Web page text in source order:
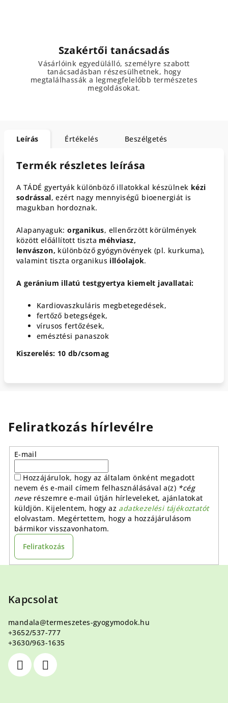
Szakértői tanácsadás
Vásárlóink egyedülálló, személyre szabott
tanácsadásban részesülhetnek, hogy
megtalálhassák a legmegfelelőbb természetes
megoldásokat.
Leírás Értékelés Beszélgetés
Termék részletes leírása
A TÁDÉ gyertyák különböző illatokkal készülnek kézi
sodrással, ezért nagy mennyiségű bioenergiát is
magukban hordoznak.
Alapanyaguk: organikus, ellenőrzött körülmények
között előállított tiszta méhviasz,
lenvászon, különböző gyógynövények (pl. kurkuma),
valamint tiszta organikus illóolajok.
A geránium illatú testgyertya kiemelt javallatai:
Kardiovaszkuláris megbetegedések,
fertőző betegségek,
vírusos fertőzések,
emésztési panaszok
Kiszerelés: 10 db/csomag
Feliratkozás hírlevélre
E-mail
Hozzájárulok, hogy az általam önként megadott
nevem és e-mail címem felhasználásával a(z) *cég
neverészemre e-mail útján hírleveleket, ajánlatokat
küldjön. Kijelentem, hogy az adatkezelési tájékoztatót
elolvastam. Megértettem, hogy a hozzájárulásom
bármikor visszavonhatom.
Feliratkozás
Kapcsolat
mandala@termeszetes-gyogymodok.hu
+3652/537-777
+3630/963-1635